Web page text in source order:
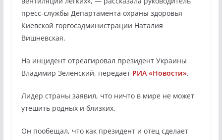
пресс-службы Департамента охраны здоровья
Киевской горгосадминистрации Наталия
Вишневская.
На инцидент отреагировал президент Украины
Владимир Зеленский, передает РИА «Новости».
Лидер страны заявил, что ничто в мире не может
утешить родных и близких.
Он пообещал, что как президент и отец сделает